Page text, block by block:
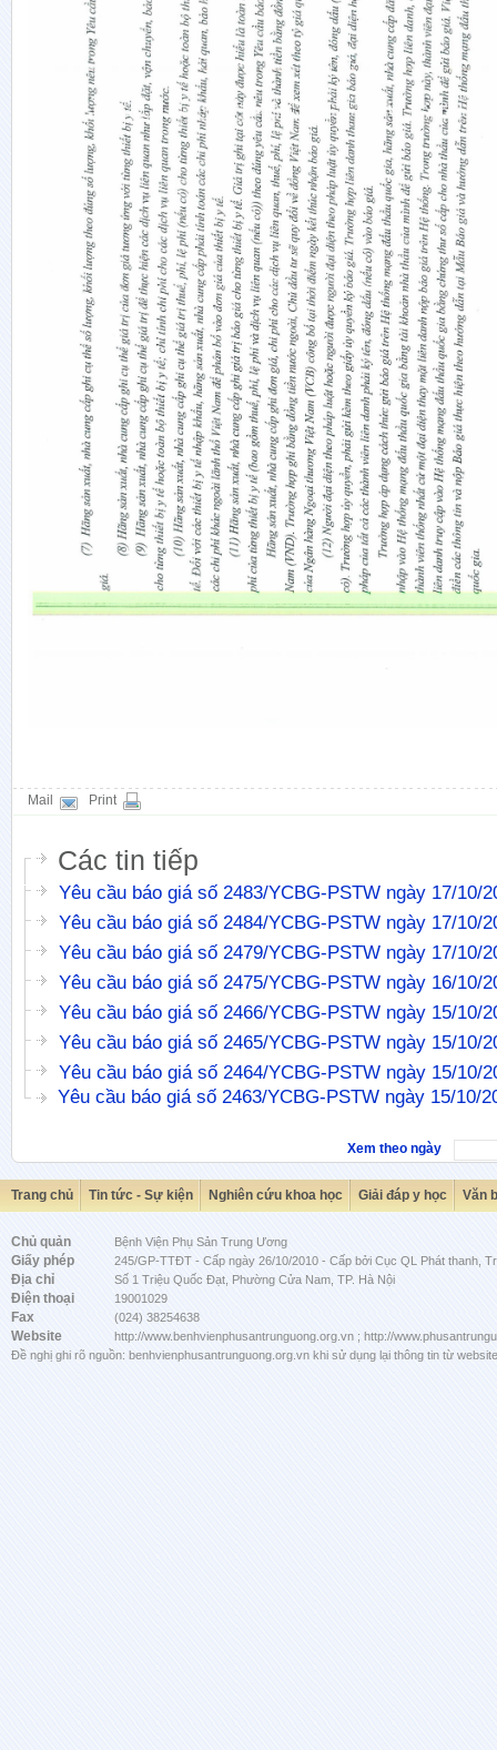
Mail Print
Các tin tiếp
Yêu cầu báo giá số 2483/YCBG-PSTW ngày 17/10/
Yêu cầu báo giá số 2484/YCBG-PSTW ngày 17/10/
Yêu cầu báo giá số 2479/YCBG-PSTW ngày 17/10/
Yêu cầu báo giá số 2475/YCBG-PSTW ngày 16/10/
Yêu cầu báo giá số 2466/YCBG-PSTW ngày 15/10/
Yêu cầu báo giá số 2465/YCBG-PSTW ngày 15/10/
Yêu cầu báo giá số 2464/YCBG-PSTW ngày 15/10/
Yêu cầu báo giá số 2463/YCBG-PSTW ngày 15/10/
Xem theo ngày
Trang chủ Tin tức - Sự kiện Nghiên cứu khoa học Giải đáp y học Văn
Chủ quản Bệnh Viện Phụ Sản Trung Ương
Giấy phép 245/GP-TTĐT - Cấp ngày 26/10/2010 - Cấp bởi Cục QL Phát thanh,
Địa chỉ Số 1 Triệu Quốc Đạt, Phường Cửa Nam, TP. Hà Nội
Điện thoại 19001029
Fax (024) 38254638
Website
http://www.benhvienphusantrunguong.org.vn ; http://
Đề nghị ghi rõ nguồn: benhvienphusantrunguong.org.vn khi sử dụng lại thông tin từ